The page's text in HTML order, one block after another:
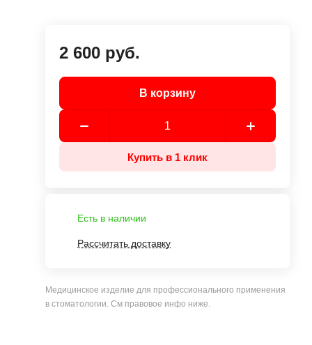
2 600 руб.
В корзину
Купить в 1 клик
Есть в наличии
Рассчитать доставку
Медицинское изделие для профессионального применения
в стоматологии. См правовое инфо ниже.